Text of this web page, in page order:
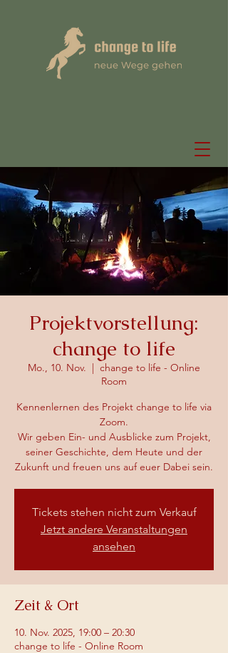
Projektvorstellung:
change to life
Mo., 10. Nov.
  |
change to life - Online
Room
Kennenlernen des Projekt change to life via
Zoom.
Wir geben Ein- und Ausblicke zum Projekt,
seiner Geschichte, dem Heute und der
Zukunft und freuen uns auf euer Dabei sein.
Tickets stehen nicht zum Verkauf
Jetzt andere Veranstaltungen
ansehen
Zeit & Ort
10. Nov. 2025, 19:00 – 20:30
change to life - Online Room